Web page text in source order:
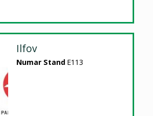
Ilfov
Numar Stand E113